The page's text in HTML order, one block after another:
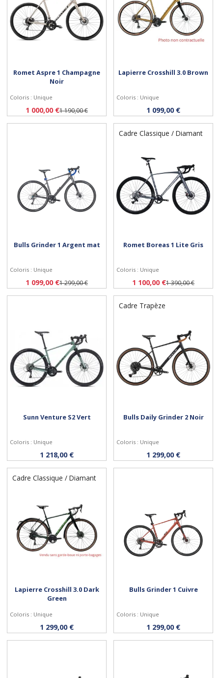
Personnaliser
Romet Aspre 1 Champagne
Noir
Coloris : Unique
1 000,00 €1 190,00 € Personnaliser
Lapierre Crosshill 3.0 Brown
Coloris : Unique
1 099,00 €
Personnaliser
Bulls Grinder 1 Argent mat
Coloris : Unique
1 099,00 €1 299,00 €
Cadre Classique / Diamant
Personnaliser
Romet Boreas 1 Lite Gris
Coloris : Unique
1 100,00 €1 390,00 €
Personnaliser
Sunn Venture S2 Vert
Coloris : Unique
1 218,00 €
Cadre Trapèze
Personnaliser
Bulls Daily Grinder 2 Noir
Coloris : Unique
1 299,00 €
Cadre Classique / Diamant
Personnaliser
Lapierre Crosshill 3.0 Dark
Green
Coloris : Unique
1 299,00 € Personnaliser
Bulls Grinder 1 Cuivre
Coloris : Unique
1 299,00 €